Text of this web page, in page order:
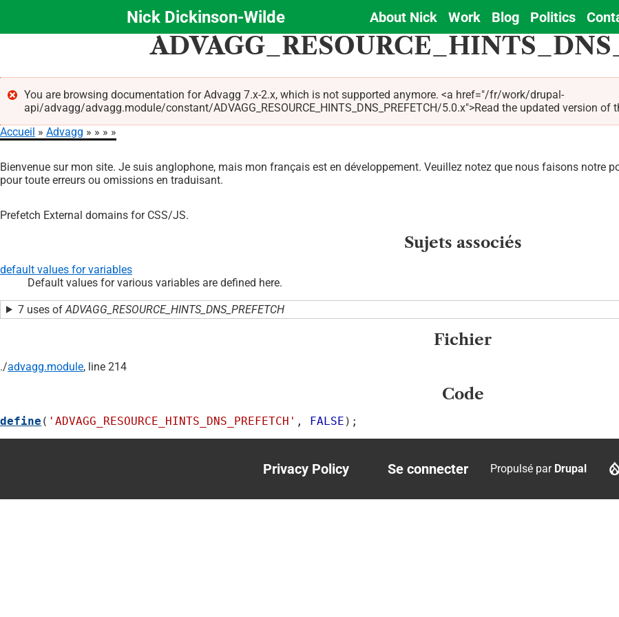
Aller
principal
Nick Dickinson-Wilde
Main
navigation
About Nick Work Blog Politics
Message
d'erreur
You are browsing documentation for Advagg 7.x-2.x, which is not supported anymore. <a href="/fr/work/drupal-
api/advagg/advagg.module/constant/ADVAGG_RESOURCE_HINTS_DNS_PREFETCH/5.0.x">Read the updated version
d'Ariane
Accueil Advagg
Bienvenue sur mon site. Je suis anglophone, mais mon français est en développement. Veuillez notez que nous faisons notre
pour toute erreurs ou omissions en traduisant.
Prefetch External domains for CSS/JS.
Sujets associés
default values for variables
Default values for various variables are defined here.
7 uses of ADVAGG_RESOURCE_HINTS_DNS_PREFETCH
Fichier
./advagg.module, line 214
Code
define ( 'ADVAGG_RESOURCE_HINTS_DNS_PREFETCH' , FALSE );
Footer
menu
Privacy Policy
account
Se connecter Propulsé par Drupal